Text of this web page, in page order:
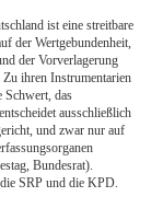
ist eine streitbare
der Wertgebundenheit,
der Vorverlagerung
Zu ihren Instrumentarien
Schwert, das
ausschließlich
und zwar nur auf
Bundesrat).
SRP und die KPD.